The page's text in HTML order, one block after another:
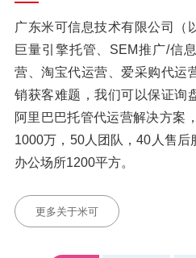
广东米可信息技术有限公司（
巨量引擎托管、SEM推广/信
营、淘宝代运营、爱采购代运
销获客难题，我们可以保证询
阿里巴巴托管代运营解决方案
1000万，50人团队，40人售后
办公场所1200平方。
更多关于米可